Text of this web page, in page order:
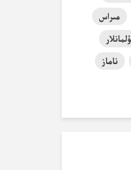
مىراس
ناماز